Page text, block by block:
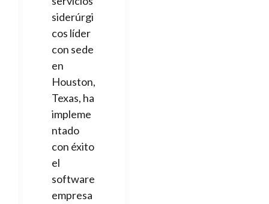
siderúrgi
cos líder
con sede
en
Houston,
Texas, ha
impleme
ntado
con éxito
el
software
empresa